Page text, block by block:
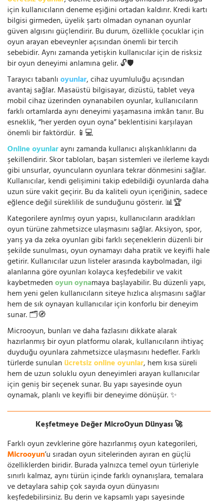
için kullanıcıların deneme eşiğini ortadan kaldırır. Kredi kartı
bilgisi girmeden, üyelik şartı olmadan oynanan oyunlar
güven algısını güçlendirir. Bu durum, özellikle çocuklar için
oyun arayan ebeveynler açısından önemli bir tercih
sebebidir. Aynı zamanda yetişkin kullanıcılar için de risksiz
bir oyun deneyimi anlamına gelir. 🔓🛡️
Tarayıcı tabanlıoyunlar, cihaz uyumluluğu açısından
avantaj sağlar. Masaüstü bilgisayar, dizüstü, tablet veya
mobil cihaz üzerinden oynanabilen oyunlar, kullanıcıların
farklı ortamlarda aynı deneyimi yaşamasına imkân tanır. Bu
esneklik, “her yerden oyun oyna” beklentisini karşılayan
önemli bir faktördür. 📱💻
Online oyunlaraynı zamanda kullanıcı alışkanlıklarını da
şekillendirir. Skor tabloları, başarı sistemleri ve ilerleme kaydı
gibi unsurlar, oyuncuların oyunlara tekrar dönmesini sağlar.
Kullanıcılar, kendi gelişimini takip edebildiği oyunlarda daha
uzun süre vakit geçirir. Bu da kaliteli oyun içeriğinin, sadece
eğlence değil süreklilik de sunduğunu gösterir. 📊🏆
Kategorilere ayrılmış oyun yapısı, kullanıcıların aradıkları
oyun türüne zahmetsizce ulaşmasını sağlar. Aksiyon, spor,
yarış ya da zeka oyunları gibi farklı seçeneklerin düzenli bir
şekilde sunulması, oyun oynamayı daha pratik ve keyifli hale
getirir. Kullanıcılar uzun listeler arasında kaybolmadan, ilgi
alanlarına göre oyunları kolayca keşfedebilir ve vakit
kaybetmedenoyun oynamaya başlayabilir. Bu düzenli yapı,
hem yeni gelen kullanıcıların siteye hızlıca alışmasını sağlar
hem de sık oynayan kullanıcılar için konforlu bir deneyim
sunar. 🗂️🧭
Microoyun, bunları ve daha fazlasını dikkate alarak
hazırlanmış bir oyun platformu olarak, kullanıcıların ihtiyaç
duyduğu oyunlara zahmetsizce ulaşmasını hedefler. Farklı
türlerde sunulan ücretsiz online oyunlar, hem kısa süreli
hem de uzun soluklu oyun deneyimleri arayan kullanıcılar
için geniş bir seçenek sunar. Bu yapı sayesinde oyun
oynamak, planlı ve keyifli bir deneyime dönüşür. ✨
Keşfetmeye Değer MicroOyun Dünyası 🚀
Farklı oyun zevklerine göre hazırlanmış oyun kategorileri,
Microoyun’u sıradan oyun sitelerinden ayıran en güçlü
özelliklerden biridir. Burada yalnızca temel oyun türleriyle
sınırlı kalmaz, aynı türün içinde farklı oynanışlara, temalara
ve detaylara sahip çok sayıda oyun dünyasını
keşfedebilirsiniz. Bu derin ve kapsamlı yapı sayesinde